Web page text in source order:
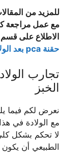
للمزيد من
مع عمل مراجعة
الاطلاع على
حقنة pca بعد الولادة القيصرية
تجارب
الخبز
نعرض لكم فيما
مع الولادة في
لا تحكم بشكل
الطبيعي أن